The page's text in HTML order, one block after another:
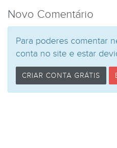
Novo Comentário
Para poderes comentar
conta no site e estar
CRIAR CONTA GRÁTIS